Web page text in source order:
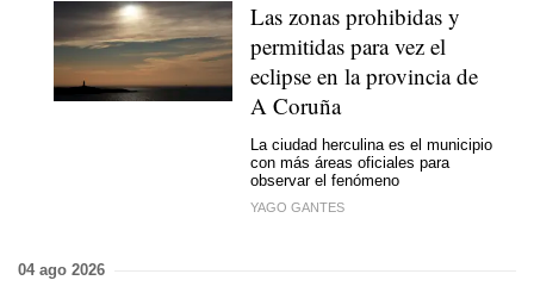
Las zonas prohibidas y
permitidas para vez el
eclipse en la provincia de
A Coruña
La ciudad herculina es el municipio
con más áreas oficiales para
observar el fenómeno
YAGO GANTES
04 ago 2026